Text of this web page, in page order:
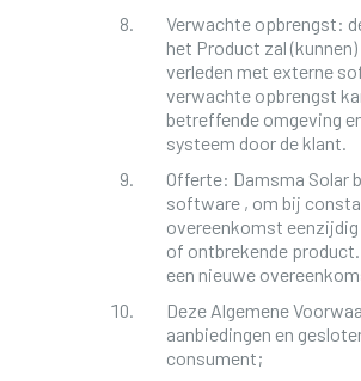
Verwachte opbrengst:
het Product zal
verleden met externe
verwachte opbrengst
betreffende omgeving
systeem door de klant.
Offerte: Damsma Solar
software , om bij
overeenkomst
of ontbrekende
een nieuwe
Deze Algemene
aanbiedingen en
consument;